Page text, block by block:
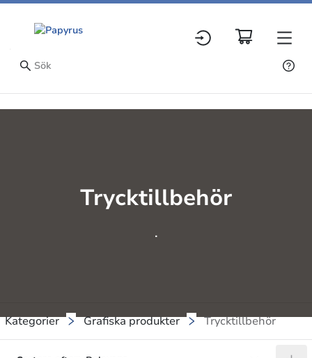
Trycktillbehör
.
Kategorier Grafiska produkter Trycktillbehör